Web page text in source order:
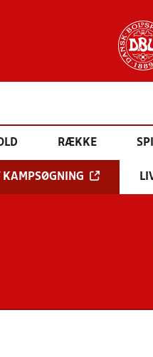
RÆKKE
KAMPSØGNING